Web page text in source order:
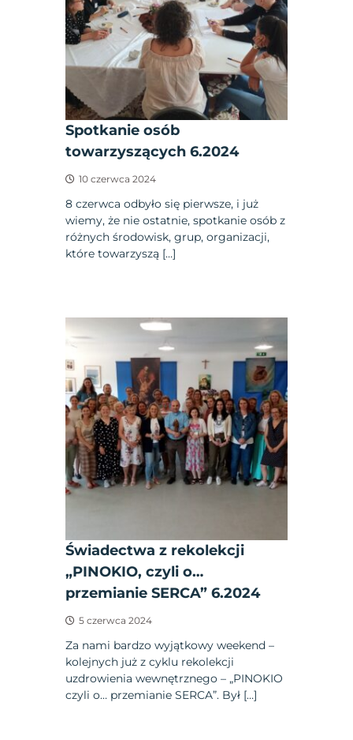
Spotkanie osób
towarzyszących 6.2024
10 czerwca 2024
8 czerwca odbyło się pierwsze, i już
wiemy, że nie ostatnie, spotkanie osób z
różnych środowisk, grup, organizacji,
które towarzyszą […]
Świadectwa z rekolekcji
„PINOKIO, czyli o…
przemianie SERCA” 6.2024
5 czerwca 2024
Za nami bardzo wyjątkowy weekend –
kolejnych już z cyklu rekolekcji
uzdrowienia wewnętrznego – „PINOKIO
czyli o… przemianie SERCA”. Był […]